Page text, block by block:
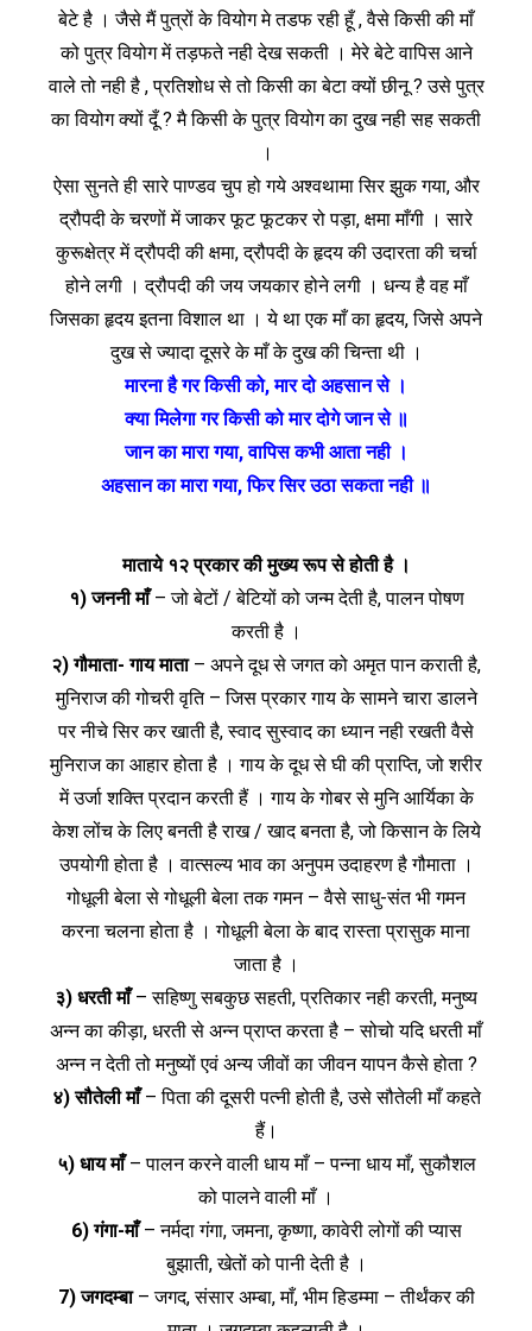
बेटे है । जैसे मैं पुत्रों के वियोग मे तडफ रही हूँ , वैसे किसी की माँ
को पुत्र वियोग में तड़फते नही देख सकती । मेरे बेटे वापिस आने
वाले तो नही है , प्रतिशोध से तो किसी का बेटा क्यों छीनू ? उसे पुत्र
का वियोग क्यों दूँ ? मै किसी के पुत्र वियोग का दुख नही सह सकती
।
ऐसा सुनते ही सारे पाण्डव चुप हो गये अश्‍वथामा सिर झुक गया, और
द्रौपदी के चरणों में जाकर फूट फूटकर रो पड़ा, क्षमा माँगी । सारे
कुरूक्षेत्र में द्रौपदी की क्षमा, द्रौपदी के हृदय की उदारता की चर्चा
होने लगी । द्रौपदी की जय जयकार होने लगी । धन्य है वह माँ
जिसका हृदय इतना विशाल था । ये था एक माँ का हृदय, जिसे अपने
दुख से ज्यादा दूसरे के माँ के दुख की चिन्‍ता थी ।
मारना है गर किसी को, मार दो अहसान से ।
क्या मिलेगा गर किसी को मार दोगे जान से ॥
जान का मारा गया, वापिस कभी आता नही ।
अहसान का मारा गया, फिर सिर उठा सकता नही ॥
माताये १२ प्रकार की मुख्य रूप से होती है ।
१) जननी माँ– जो बेटों / बेटियों को जन्म देती है, पालन पोषण
करती है ।
२) गौमाता- गाय माता– अपने दूध से जगत को अमृत पान कराती है,
मुनिराज की गोचरी वृति – जिस प्रकार गाय के सामने चारा डालने
पर नीचे सिर कर खाती है, स्वाद सुस्वाद का ध्यान नही रखती वैसे
मुनिराज का आहार होता है । गाय के दूध से घी की प्राप्ति, जो शरीर
में उर्जा शक्‍ति प्रदान करती हैं । गाय के गोबर से मुनि आर्यिका के
केश लोंच के लिए बनती है राख / खाद बनता है, जो किसान के लिये
उपयोगी होता है । वात्सल्य भाव का अनुपम उदाहरण है गौमाता ।
गोधूली बेला से गोधूली बेला तक गमन – वैसे साधु-संत भी गमन
करना चलना होता है । गोधूली बेला के बाद रास्ता प्रासुक माना
जाता है ।
३) धरती माँ– सहिष्णु सबकुछ सहती, प्रतिकार नही करती, मनुष्य
अन्न का कीड़ा, धरती से अन्न प्राप्त करता है – सोचो यदि धरती माँ
अन्न न देती तो मनुष्यों एवं अन्य जीवों का जीवन यापन कैसे होता ?
४) सौतेली माँ– पिता की दूसरी पत्नी होती है, उसे सौतेली माँ कहते
हैं।
५) धाय माँ– पालन करने वाली धाय माँ – पन्ना धाय माँ, सुकौशल
को पालने वाली माँ ।
6) गंगा-माँ– नर्मदा गंगा, जमना, कृष्णा, कावेरी लोगों की प्यास
बुझाती, खेतों को पानी देती है ।
7) जगदम्बा– जगद, संसार अम्बा, माँ, भीम हिडम्मा – तीर्थंकर की